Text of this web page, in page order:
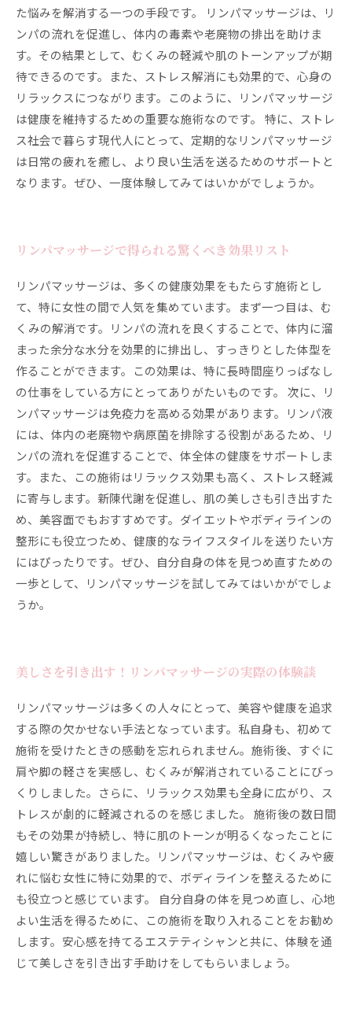
た悩みを解消する一つの手段です。 リンパマッサージは、リ
ンパの流れを促進し、体内の毒素や老廃物の排出を助けま
す。その結果として、むくみの軽減や肌のトーンアップが期
待できるのです。また、ストレス解消にも効果的で、心身の
リラックスにつながります。このように、リンパマッサージ
は健康を維持するための重要な施術なのです。 特に、ストレ
ス社会で暮らす現代人にとって、定期的なリンパマッサージ
は日常の疲れを癒し、より良い生活を送るためのサポートと
なります。ぜひ、一度体験してみてはいかがでしょうか。
リンパマッサージで得られる驚くべき効果リスト
リンパマッサージは、多くの健康効果をもたらす施術とし
て、特に女性の間で人気を集めています。まず一つ目は、む
くみの解消です。リンパの流れを良くすることで、体内に溜
まった余分な水分を効果的に排出し、すっきりとした体型を
作ることができます。この効果は、特に長時間座りっぱなし
の仕事をしている方にとってありがたいものです。 次に、リ
ンパマッサージは免疫力を高める効果があります。リンパ液
には、体内の老廃物や病原菌を排除する役割があるため、リ
ンパの流れを促進することで、体全体の健康をサポートしま
す。また、この施術はリラックス効果も高く、ストレス軽減
に寄与します。新陳代謝を促進し、肌の美しさも引き出すた
め、美容面でもおすすめです。ダイエットやボディラインの
整形にも役立つため、健康的なライフスタイルを送りたい方
にはぴったりです。ぜひ、自分自身の体を見つめ直すための
一歩として、リンパマッサージを試してみてはいかがでしょ
うか。
美しさを引き出す！リンパマッサージの実際の体験談
リンパマッサージは多くの人々にとって、美容や健康を追求
する際の欠かせない手法となっています。私自身も、初めて
施術を受けたときの感動を忘れられません。施術後、すぐに
肩や脚の軽さを実感し、むくみが解消されていることにびっ
くりしました。さらに、リラックス効果も全身に広がり、ス
トレスが劇的に軽減されるのを感じました。 施術後の数日間
もその効果が持続し、特に肌のトーンが明るくなったことに
嬉しい驚きがありました。リンパマッサージは、むくみや疲
れに悩む女性に特に効果的で、ボディラインを整えるために
も役立つと感じています。 自分自身の体を見つめ直し、心地
よい生活を得るために、この施術を取り入れることをお勧め
します。安心感を持てるエステティシャンと共に、体験を通
じて美しさを引き出す手助けをしてもらいましょう。